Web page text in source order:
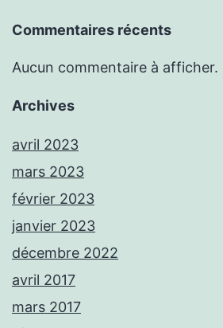
Commentaires récents
Aucun commentaire à afficher.
Archives
avril 2023
mars 2023
février 2023
janvier 2023
décembre 2022
avril 2017
mars 2017